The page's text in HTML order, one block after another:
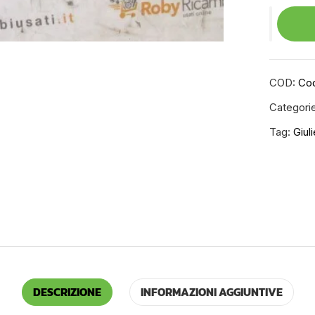
COD:
Tag:
DESCRIZIONE INFORMAZIONI AGGIUNTIVE